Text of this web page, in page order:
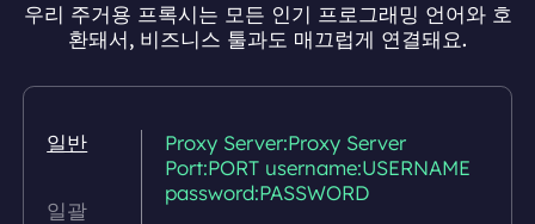
우리 주거용 프록시는 모든 인기 프로그래밍 언어와 호
환돼서, 비즈니스 툴과도 매끄럽게 연결돼요.
일반
일괄
Proxy Server:Proxy Server
Port:PORT username:USERNAME
password:PASSWORD